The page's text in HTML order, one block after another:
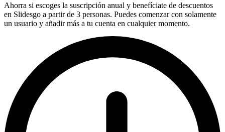
Ahorra si escoges la suscripción anual y benefíciate de descuentos
en Slidesgo a partir de 3 personas. Puedes comenzar con solamente
un usuario y añadir más a tu cuenta en cualquier momento.